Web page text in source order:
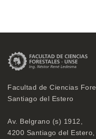
Facultad de Ciencias
Santiago del Estero
Av. Belgrano (s) 1912,
4200 Santiago del Estero,